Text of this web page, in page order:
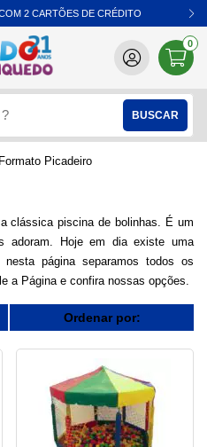
2 CARTÕES DE CRÉDITO
0
Formato Picadeiro
clássica piscina de bolinhas. É um
adoram. Hoje em dia existe uma
página separamos todos os
a Página e confira nossas opções.
Ordenar por: